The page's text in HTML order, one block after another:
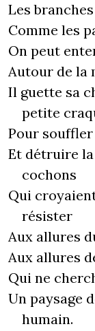
Les
Comme les
On peut
Autour de la
Il guette sa
petite
Pour
Et détruire
cochons
Qui
résister
Aux allures
Aux allures
Qui ne
Un paysage
humain.